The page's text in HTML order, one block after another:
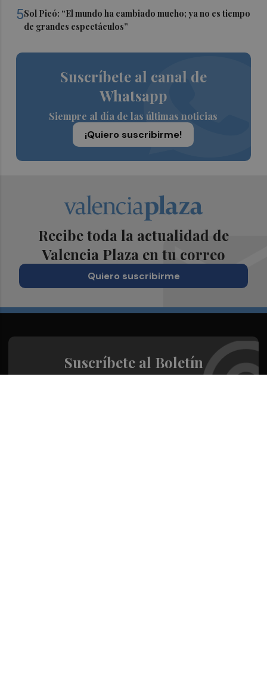
5Sol Picó: “El mundo ha cambiado mucho; ya no es tiempo
de grandes espectáculos”
Suscríbete al canal de
Whatsapp
Siempre al día de las últimas noticias
¡Quiero suscribirme!
Recibe toda la actualidad de
Valencia Plaza en tu correo
Quiero suscribirme
Suscríbete al Boletín